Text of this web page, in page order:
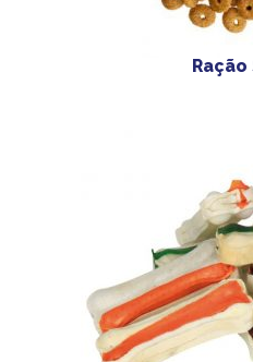
Ração